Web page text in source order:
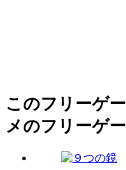
このフリーゲ
メのフリーゲ